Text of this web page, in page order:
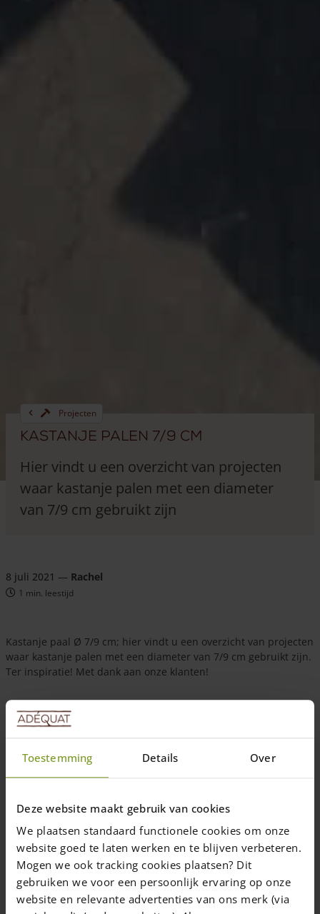
Toestemming Details Over
Deze website maakt gebruik van cookies
We plaatsen standaard functionele cookies om onze
website goed te laten werken en te blijven verbeteren.
Mogen we ook tracking cookies plaatsen? Dit
gebruiken we voor een persoonlijk ervaring op onze
website en relevante advertenties van ons merk (via
Projecten
Kastanje palen 7/9 cm
Hier vindt u een overzicht van projecten
waar kastanje palen met een diameter
van 7/9 cm gebruikt zijn
8 juli 2021 — Rachel
1 min. leestijd
Kastanje paal Ø 7/9 cm; hier vindt u een overzicht van projecten
waar kastanje palen met een diameter van 7/9 cm gebruikt zijn.
Ter inspiratie! Met dank aan onze klanten!